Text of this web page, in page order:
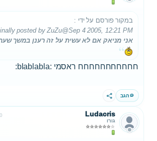
במקור פורסם על ידי :
posted by ZuZu@Sep 4 2005, 12:21 PM
אני מניאק אם לא עשית על זה רענן במשך
חחחחחחחחחחח ראסמי :blablabla:
הגב שתף
Ludacris
גורו